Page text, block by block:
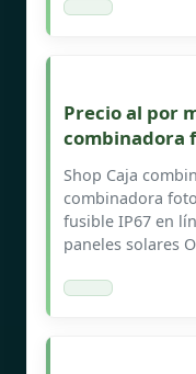
Precio al por
combinadora
Shop Caja
combinadora
fusible IP67 en
paneles solares